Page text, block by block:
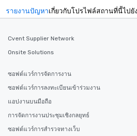
รายงานปัญหาเกี่ยวกับโปรไฟล์สถานที่นี้ไปยั
Cvent Supplier Network
Onsite Solutions
ซอฟต์แวร์การจัดการงาน
ซอฟต์แวร์การลงทะเบียนเข้าร่วมงาน
แอปงานบนมือถือ
การจัดการงานประชุมเชิงกลยุทธ์
ซอฟต์แวร์การสำรวจทางเว็บ